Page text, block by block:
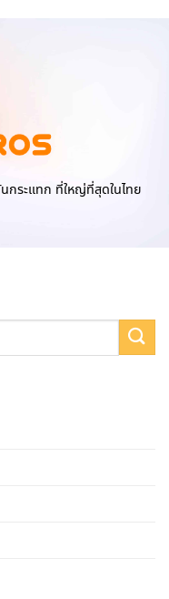
กระแทก ที่ใหญ่ที่สุดในไทย